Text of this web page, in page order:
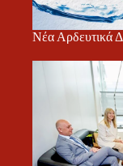
Νέα Αρδευτικά